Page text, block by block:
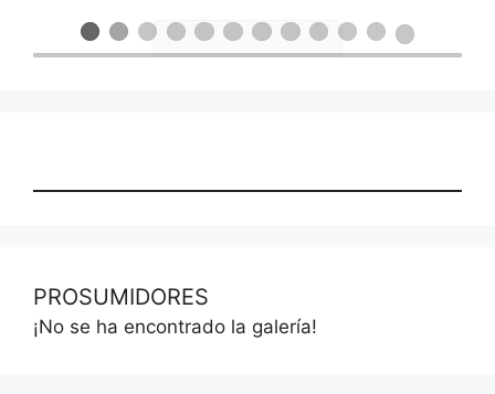
PROSUMIDORES
¡No se ha encontrado la galería!